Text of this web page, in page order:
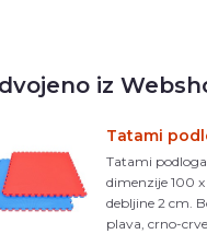
iz
Tatami
Tatami
dimenzije 100
debljine 2 cm.
plava, crno-